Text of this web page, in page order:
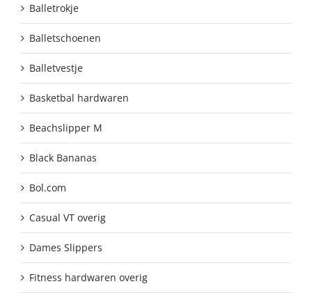
Balletrokje
Balletschoenen
Balletvestje
Basketbal hardwaren
Beachslipper M
Black Bananas
Bol.com
Casual VT overig
Dames Slippers
Fitness hardwaren overig